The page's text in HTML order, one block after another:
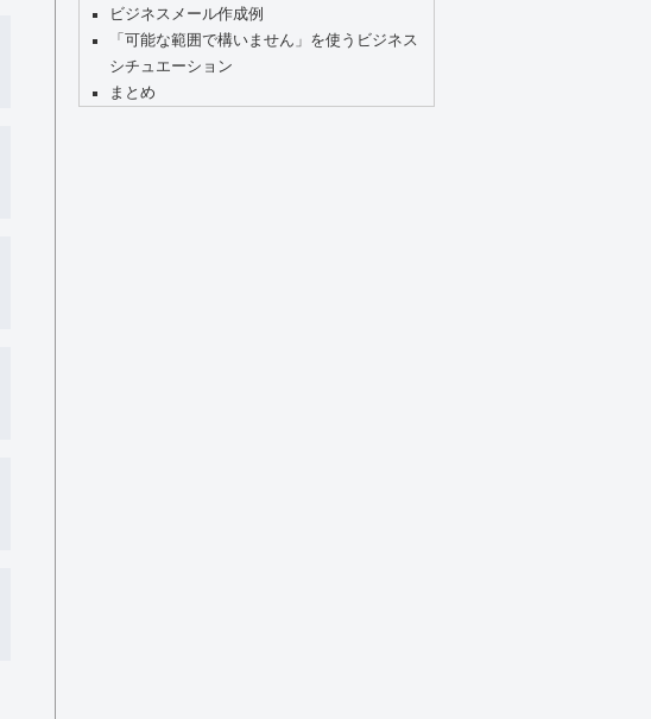
ビジネスメール作成例
「可能な範囲で構いません」を使うビジネス
シチュエーション
まとめ